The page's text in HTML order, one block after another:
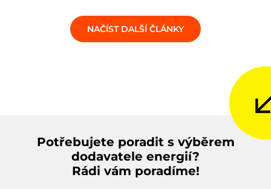
NAČÍST DALŠÍ ČLÁNKY
Potřebujete poradit s výběrem
dodavatele energií?
Rádi vám poradíme!